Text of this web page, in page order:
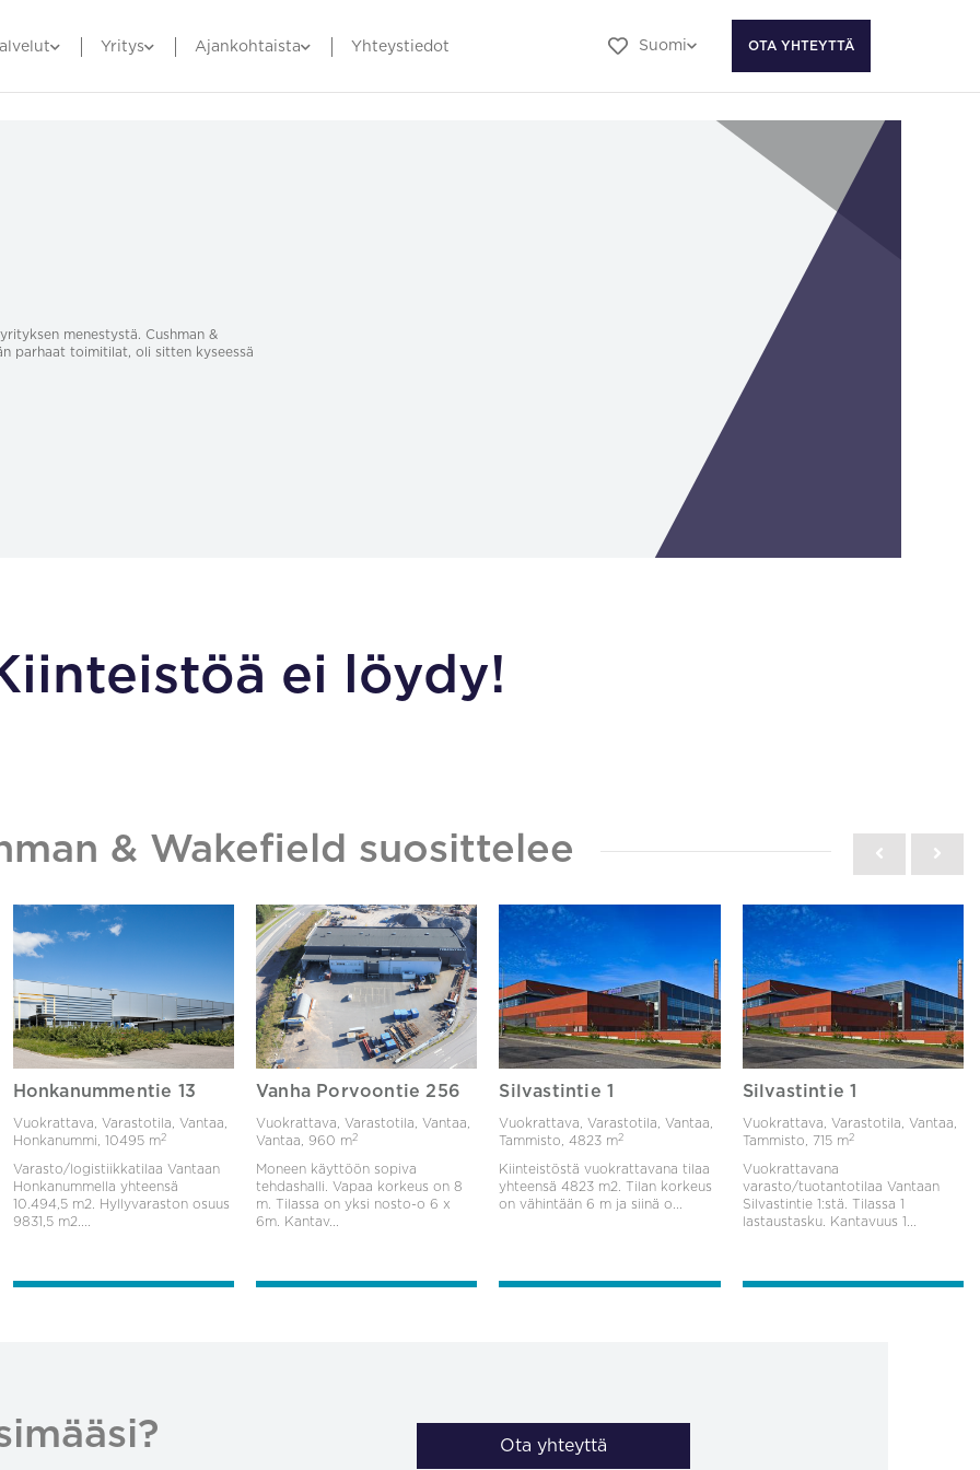
Yritys Ajankohtaista Yhteystiedot Suomi OTA YHTEYTTÄ
menestystä. Cushman &
parhaat toimitilat, oli sitten kyseessä
ei löydy!
& Wakefield suosittelee
Honkanummentie 13
Vuokrattava, Varastotila, Vantaa,
Honkanummi, 10495 m2
Varasto/logistiikkatilaa Vantaan
Honkanummella yhteensä
10.494,5 m2. Hyllyvaraston osuus
9831,5 m2....
Vanha Porvoontie 256
Vuokrattava, Varastotila, Vantaa,
Vantaa, 960 m2
Moneen käyttöön sopiva
tehdashalli. Vapaa korkeus on 8
m. Tilassa on yksi nosto-o 6 x
6m. Kantav...
Silvastintie 1
Vuokrattava, Varastotila, Vantaa,
Tammisto,4823 m2
Kiinteistöstä vuokrattavana tilaa
yhteensä 4823 m2. Tilan korkeus
on vähintään 6 m ja siinä o...
Silvastintie 1
Vuokrattava, Varastotila, Vantaa,
Tammisto,
715 m2
Vuokrattavana
varasto/tuotantotilaa Vantaan
Silvastintie 1:stä. Tilassa 1
lastaustasku. Kantavuus 1...
Ota yhteyttä